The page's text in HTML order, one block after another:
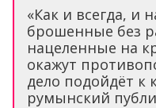
«Как и всегда, и
брошенные без
нацеленные на
окажут
дело подойдёт к
румынский